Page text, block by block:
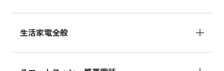
生活家電全般